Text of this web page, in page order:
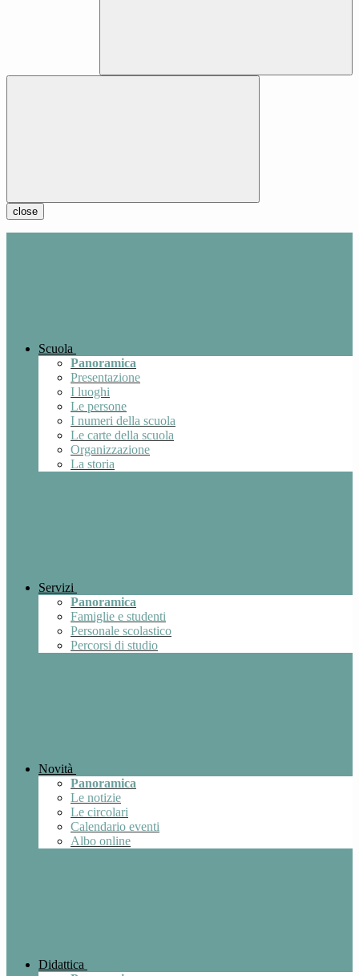
close
Scuola
Panoramica
Presentazione
I luoghi
Le persone
I numeri della scuola
Le carte della scuola
Organizzazione
La storia
Servizi
Panoramica
Famiglie e studenti
Personale scolastico
Percorsi di studio
Novità
Panoramica
Le notizie
Le circolari
Calendario eventi
Albo online
Didattica